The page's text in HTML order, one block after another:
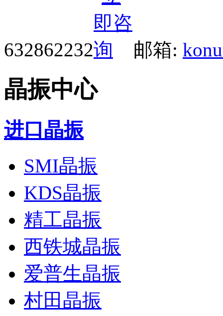
632862232 邮箱:
晶振中心
进口晶振
SMI晶振
KDS晶振
精工晶振
西铁城晶振
爱普生晶振
村田晶振